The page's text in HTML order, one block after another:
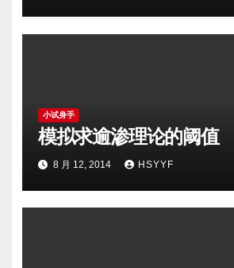
小试身手
模拟求逾渗理论的阈值
8 月 12, 2014 HSYYF